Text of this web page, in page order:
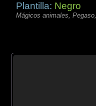
Plantilla: Negro
Mágicos animales, Pegaso,